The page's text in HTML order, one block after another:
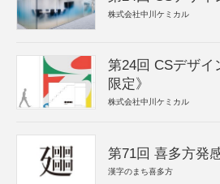
株式会社中川ケミカル
第24回 CSデザイ
限定》
株式会社中川ケミカル
第71回 喜多方発
漢字のまち喜多方